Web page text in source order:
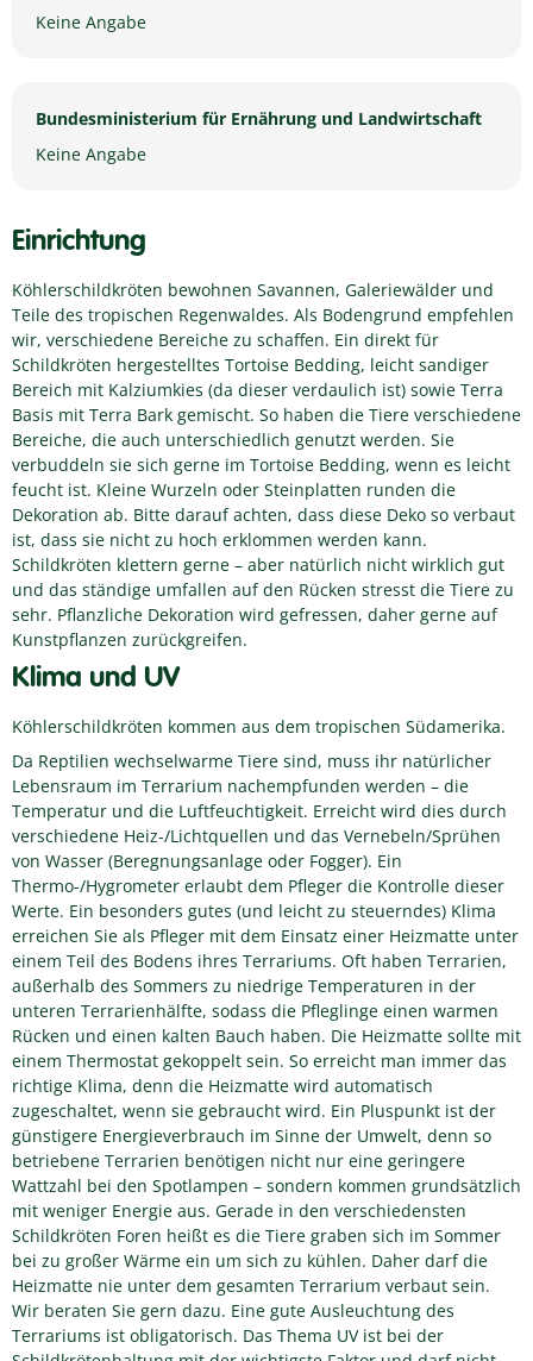
Keine Angabe
Bundesministerium für Ernährung und Landwirtschaft
Keine Angabe
Einrichtung
Köhlerschildkröten bewohnen Savannen, Galeriewälder und
Teile des tropischen Regenwaldes. Als Bodengrund empfehlen
wir, verschiedene Bereiche zu schaffen. Ein direkt für
Schildkröten hergestelltes Tortoise Bedding, leicht sandiger
Bereich mit Kalziumkies (da dieser verdaulich ist) sowie Terra
Basis mit Terra Bark gemischt. So haben die Tiere verschiedene
Bereiche, die auch unterschiedlich genutzt werden. Sie
verbuddeln sie sich gerne im Tortoise Bedding, wenn es leicht
feucht ist. Kleine Wurzeln oder Steinplatten runden die
Dekoration ab. Bitte darauf achten, dass diese Deko so verbaut
ist, dass sie nicht zu hoch erklommen werden kann.
Schildkröten klettern gerne – aber natürlich nicht wirklich gut
und das ständige umfallen auf den Rücken stresst die Tiere zu
sehr. Pflanzliche Dekoration wird gefressen, daher gerne auf
Kunstpflanzen zurückgreifen.
Klima und UV
Köhlerschildkröten kommen aus dem tropischen Südamerika.
Da Reptilien wechselwarme Tiere sind, muss ihr natürlicher
Lebensraum im Terrarium nachempfunden werden – die
Temperatur und die Luftfeuchtigkeit. Erreicht wird dies durch
verschiedene Heiz-/Lichtquellen und das Vernebeln/Sprühen
von Wasser (Beregnungsanlage oder Fogger). Ein
Thermo-/Hygrometer erlaubt dem Pfleger die Kontrolle dieser
Werte. Ein besonders gutes (und leicht zu steuerndes) Klima
erreichen Sie als Pfleger mit dem Einsatz einer Heizmatte unter
einem Teil des Bodens ihres Terrariums. Oft haben Terrarien,
außerhalb des Sommers zu niedrige Temperaturen in der
unteren Terrarienhälfte, sodass die Pfleglinge einen warmen
Rücken und einen kalten Bauch haben. Die Heizmatte sollte mit
einem Thermostat gekoppelt sein. So erreicht man immer das
richtige Klima, denn die Heizmatte wird automatisch
zugeschaltet, wenn sie gebraucht wird. Ein Pluspunkt ist der
günstigere Energieverbrauch im Sinne der Umwelt, denn so
betriebene Terrarien benötigen nicht nur eine geringere
Wattzahl bei den Spotlampen – sondern kommen grundsätzlich
mit weniger Energie aus. Gerade in den verschiedensten
Schildkröten Foren heißt es die Tiere graben sich im Sommer
bei zu großer Wärme ein um sich zu kühlen. Daher darf die
Heizmatte nie unter dem gesamten Terrarium verbaut sein.
Wir beraten Sie gern dazu. Eine gute Ausleuchtung des
Terrariums ist obligatorisch. Das Thema UV ist bei der